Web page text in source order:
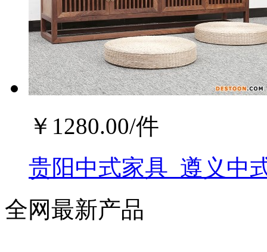
￥ 1280.00/件
贵阳中式家具_遵义中
全网最新产品